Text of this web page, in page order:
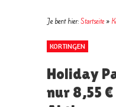
Je bent hier:Startseite»
KORTINGEN
Holiday
nur 8,55